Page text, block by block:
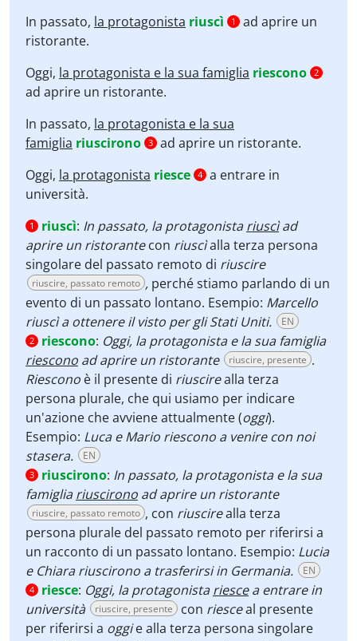
In passato, la protagonista riuscì 1
ad aprire un
ristorante.
Oggi, la protagonista e la sua famiglia riescono 2
ad aprire un ristorante.
In passato, la protagonista e la sua
famiglia riuscirono 3 ad aprire un ristorante.
Oggi, la protagonista riesce 4 a entrare in
università.
1 riuscì: In passato, la protagonistariuscìad
aprire un ristorantecon riuscìalla terza persona
singolare del passato remoto di riuscire
riuscire, passato remoto , perché stiamo parlando di un
evento di un passato lontano. Esempio: Marcello
riuscì a ottenere il visto per gli Stati Uniti.
EN
2 riescono: Oggi, la protagonista e la sua famiglia
riescono ad aprire un ristorante riuscire, presente .
Riescono è il presente di riuscirealla terza
persona plurale, che qui usiamo per indicare
un'azione che avviene attualmente (oggi).
Esempio: Luca e Mario riescono a venire con noi
stasera.
EN
3 riuscirono: In passato, la protagonista e la sua
famigliariuscirono ad aprire un ristorante
riuscire, passato remoto , con riuscirealla terza
persona plurale del passato remoto per riferirsi a
un racconto di un passato lontano. Esempio: Lucia
e Chiara riuscirono a trasferirsi in Germania.
EN
4 riesce: Oggi, la protagonistariescea entrare in
università
riuscire, presente con riesceal presente
per riferirsi a oggie alla terza persona singolare